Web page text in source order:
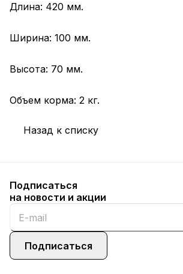
Длина: 420 мм.
Ширина: 100 мм.
Высота: 70 мм.
Объем корма: 2 кг.
Назад к списку
Подписаться
на новости и акции
Подписаться